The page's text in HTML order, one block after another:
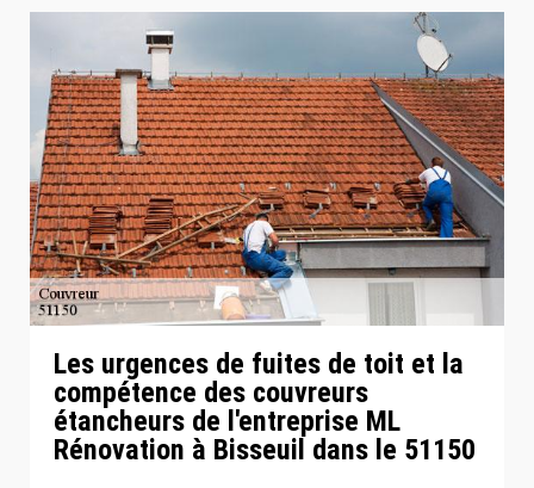
Les urgences de fuites de toit et la
compétence des couvreurs
étancheurs de l'entreprise ML
Rénovation à Bisseuil dans le 51150